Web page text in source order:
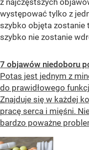
z najczęstszych
występować tylko z
szybko objęta zostanie
szybko nie zostanie
7 objawów niedoboru
Potas jest jednym z
do prawidłowego
Znajduje się w każdej
pracę serca i mięśni.
bardzo poważne